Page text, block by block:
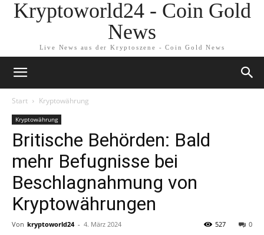
Kryptoworld24 - Coin Gold
News
Live News aus der Kryptoszene - Coin Gold News
Start Kryptowährung
Kryptowährung
Britische Behörden: Bald
mehr Befugnisse bei
Beschlagnahmung von
Kryptowährungen
Von kryptoworld24 - 4. März 2024 0
527